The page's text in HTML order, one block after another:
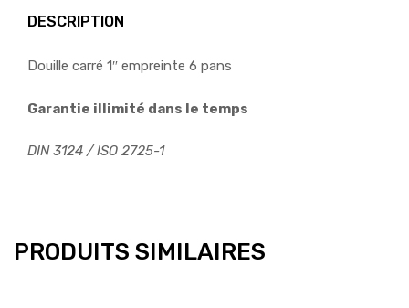
DESCRIPTION
Douille carré 1″ empreinte 6 pans
Garantie illimité dans le temps
DIN 3124 / ISO 2725-1
PRODUITS SIMILAIRES